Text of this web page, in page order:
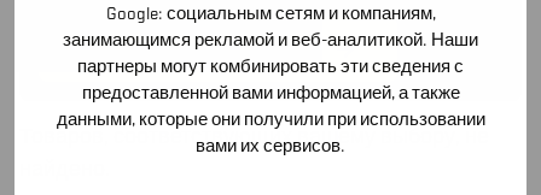
Google: социальным сетям и компаниям,
занимающимся рекламой и веб-аналитикой. Наши
партнеры могут комбинировать эти сведения с
предоставленной вами информацией, а также
данными, которые они получили при использовании
вами их сервисов.
СВЯЖИТЕСЬ С НАМИ!
Товаров, соответствующих вашему выбору, не